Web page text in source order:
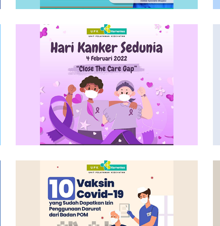
1 Foto | 21 Feb 2022 14:55
Apa Yang Harus Dilakukan Saat
Terinfeksi Covid-19
1 Foto | 07 Feb 2022 13:40
Selamat Hari Gizi Nasional 2022